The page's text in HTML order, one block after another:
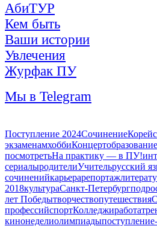
АбиТУР
Кем быть
Ваши истории
Увлечения
Журфак ПУ
Мы в Telegram
Поступление 2024Сочинение
экзаменамхоббиКонцертобразование
посмотретьНа практику — в ПУ!
сериалыродителиУчительрусский
сочиненийкарьерарепортаж
2018культураСанкт-Петербург
лет Победытворчествопутешествия
профессийспортКолледжиработа
кинонеделиолимпиады